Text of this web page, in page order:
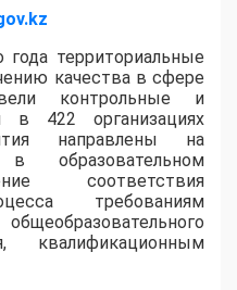
года территориальные
качества в сфере
контрольные и
в 422 организациях
направлены на
образовательном
соответствия
требованиям
квалификационным